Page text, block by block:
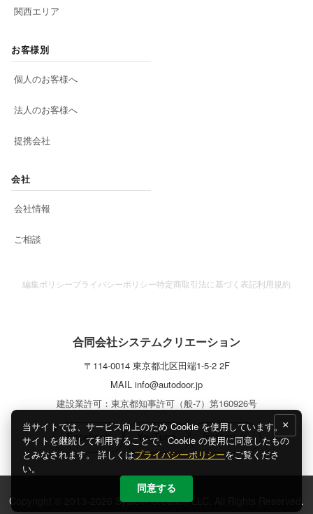
関西エリア
お客様別
個人のお客様へ
法人のお客様へ
提携会社
会社
会社情報
ご相談
編集ポリシープライバシーポリシー特定商取引法に基づく表記利用規約
合同会社システムクリエーション
〒 114-0014 東京都北区田端1-5-2 2F
MAIL info@autodoor.jp
建設業許可：東京都知事許可（般-7）第160926号
Facebook YouTube Instagram
Copyright © 2013-2026 System Creation LLC. All Rights Reserved.
×
当サイトでは、サービス向上のため Cookie を使用しています。
サイトを継続して利用することで、Cookie の使用に同意したもの
とみなされます。 詳しくはプライバシーポリシーをご覧くださ
い。
同意する